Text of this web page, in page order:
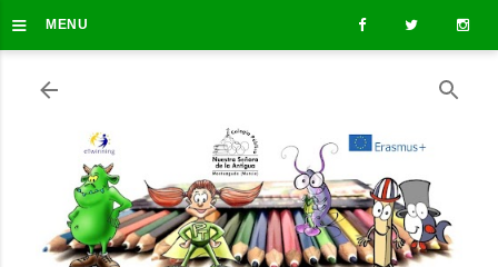
≡ MENU Ir al contenido principal